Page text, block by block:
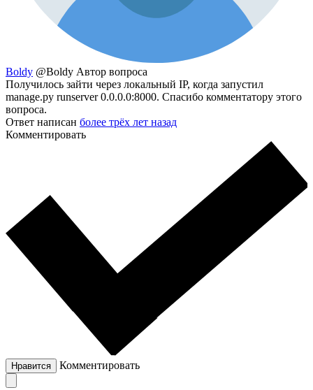
Boldy @Boldy Автор вопроса
Получилось зайти через локальный IP, когда запустил
manage.py runserver 0.0.0.0:8000. Спасибо комментатору этого
вопроса.
Ответ написан более трёх лет назад
Комментировать
Нравится Комментировать